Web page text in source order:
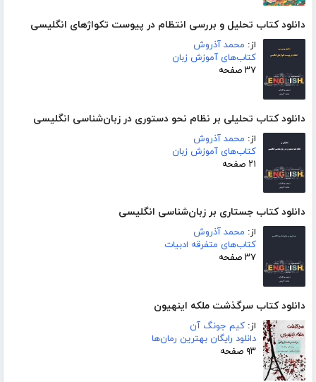
دانلود کتاب تحلیل و بررسی انتظام در پیوست تکواژهای انگلیسی
از: محمد آذروش
کتاب‌های آموزش زبان
۳۷ صفحه
دانلود کتاب تحلیلی بر نظام نحو دستوری در زبان‌شناسی انگلیسی
از: محمد آذروش
کتاب‌های آموزش زبان
۲۱ صفحه
دانلود کتاب جستاری بر زبان‌شناسی انگلیسی
از: محمد آذروش
کتاب‌های متفرقه ادبیات
۳۷ صفحه
دانلود کتاب سرگذشت ملکه اینهیون
از: کیم جونگ آن
دانلود رایگان بهترین رمان‌ها
۹۳ صفحه